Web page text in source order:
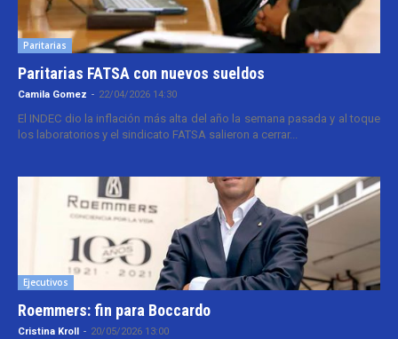
Paritarias
Paritarias FATSA con nuevos sueldos
Camila Gomez - 22/04/2026 14:30
El INDEC dio la inflación más alta del año la semana pasada y al toque
los laboratorios y el sindicato FATSA salieron a cerrar...
Ejecutivos
Roemmers: fin para Boccardo
Cristina Kroll - 20/05/2026 13:00